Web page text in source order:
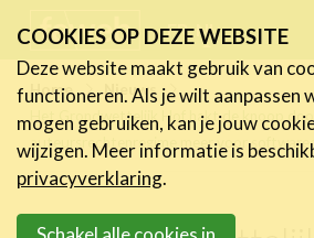
links
Jump
to
navigation
to
FR NL
Home
Nieuws
Het Grondwettelijk Hof hakt de knoop
auteursrechtenregime meer voor
Nieuws
FeWeb
Jobs in de
COOKIES OP DEZE WEBSITE
Deze website maakt gebruik van
functioneren. Als je wilt aanpassen
mogen gebruiken, kan je jouw
wijzigen. Meer informatie is
privacyverklaring.